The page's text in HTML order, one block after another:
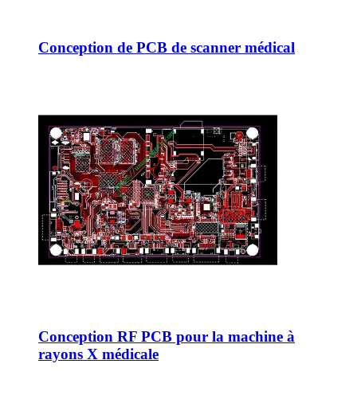
Conception de PCB de scanner médical
Conception RF PCB pour la machine à
rayons X médicale